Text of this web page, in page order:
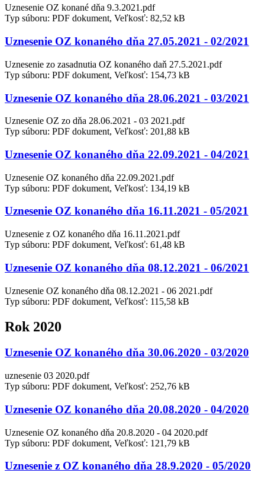
Uznesenie OZ konané dňa 9.3.2021.pdf
Typ súboru: PDF dokument, Veľkosť: 82,52 kB
Uznesenie OZ konaného dňa 27.05.2021 - 02/2021
Uznesenie zo zasadnutia OZ konaného daň 27.5.2021.pdf
Typ súboru: PDF dokument, Veľkosť: 154,73 kB
Uznesenie OZ konaného dňa 28.06.2021 - 03/2021
Uznesenie OZ zo dňa 28.06.2021 - 03 2021.pdf
Typ súboru: PDF dokument, Veľkosť: 201,88 kB
Uznesenie OZ konaného dňa 22.09.2021 - 04/2021
Uznesenie OZ konaného dňa 22.09.2021.pdf
Typ súboru: PDF dokument, Veľkosť: 134,19 kB
Uznesenie OZ konaného dňa 16.11.2021 - 05/2021
Uznesenie z OZ konaného dňa 16.11.2021.pdf
Typ súboru: PDF dokument, Veľkosť: 61,48 kB
Uznesenie OZ konaného dňa 08.12.2021 - 06/2021
Uznesenie OZ konaného dňa 08.12.2021 - 06 2021.pdf
Typ súboru: PDF dokument, Veľkosť: 115,58 kB
Rok 2020
Uznesenie OZ konaného dňa 30.06.2020 - 03/2020
uznesenie 03 2020.pdf
Typ súboru: PDF dokument, Veľkosť: 252,76 kB
Uznesenie OZ konaného dňa 20.08.2020 - 04/2020
Uznesenie OZ konaného dňa 20.8.2020 - 04 2020.pdf
Typ súboru: PDF dokument, Veľkosť: 121,79 kB
Uznesenie z OZ konaného dňa 28.9.2020 - 05/2020